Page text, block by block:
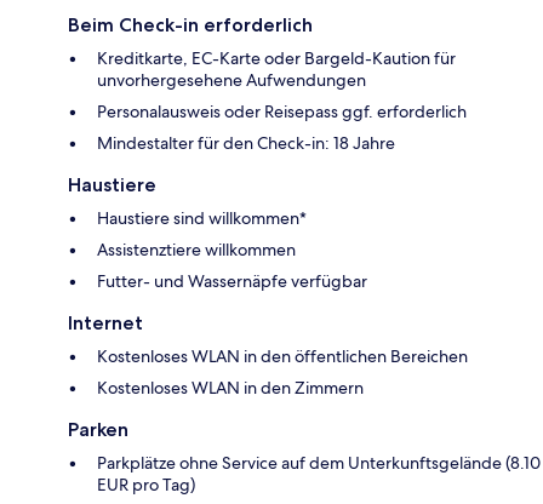
Beim Check-in erforderlich
Kreditkarte, EC-Karte oder Bargeld-Kaution für
unvorhergesehene Aufwendungen
Personalausweis oder Reisepass ggf. erforderlich
Mindestalter für den Check-in: 18 Jahre
Haustiere
Haustiere sind willkommen*
Assistenztiere willkommen
Futter- und Wassernäpfe verfügbar
Internet
Kostenloses WLAN in den öffentlichen Bereichen
Kostenloses WLAN in den Zimmern
Parken
Parkplätze ohne Service auf dem Unterkunftsgelände (8.10
EUR pro Tag)